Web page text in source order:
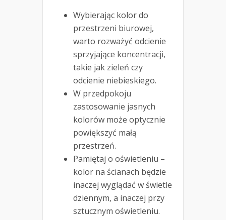
Wybierając kolor do
przestrzeni biurowej,
warto rozważyć odcienie
sprzyjające koncentracji,
takie jak zieleń czy
odcienie niebieskiego.
W przedpokoju
zastosowanie jasnych
kolorów może optycznie
powiększyć małą
przestrzeń.
Pamiętaj o oświetleniu –
kolor na ścianach będzie
inaczej wyglądać w świetle
dziennym, a inaczej przy
sztucznym oświetleniu.